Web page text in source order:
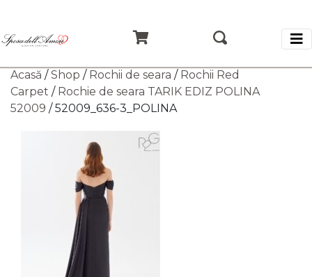
Acasă /Shop / Rochii de seara / Rochii Red
Carpet / Rochie de seara TARIK EDIZ POLINA
52009 / 52009_636-3_POLINA